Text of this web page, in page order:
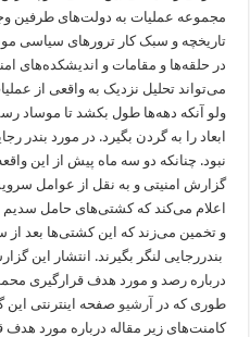
مجموعه عملیات به دولت‌های طرفین
تاریخچه و سبک کار ترورهای سیاسی
در حلقه‌ها و مقامات و اندیشکده‌های
می‌تواند تحلیل نزدیک به واقعی از
ولو آنکه دهه‌ها طول بکشد تا موساد
ابعاد را به گردن بگیرد. در مورد بندر
نبود. چنانکه دو سه ماه پیش از این
گزارش امنیتی و به نقل از عوامل
اعلام می‌کند که کشتی‌های حامل سدیم
و تخمین می‌زند که این کشتی‌ها بعد از
بندررجایی لنگر بگیرند. انتشار این
درباره رصد و مورد هدف قرارگیری
طوری که در
آرشیو صفحه اینترنتی
کامنت‌های زیر مقاله درباره مورد هدف